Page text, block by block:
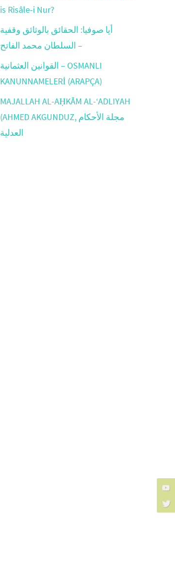
is Risâle-i Nur?
أيا صوفيا: الحقائق بالوثائق وقفية
السلطان محمد الفاتح –
القوانين العثمانية – OSMANLI
KANUNNAMELERİ (ARAPÇA)
MAJALLAH AL-AḤKĀM AL-‘ADLIYAH
(AHMED AKGUNDUZ, مجلة الأحكام